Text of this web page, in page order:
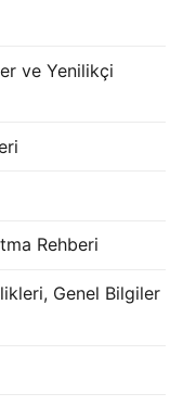
ve Yenilikçi
Rehberi
Genel Bilgiler